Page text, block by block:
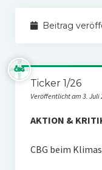
Störfälle
Stichwort BAYER
SPENDEN
Beitrag
Ticker 1/26
Veröffentlicht am 3. Juli
AKTION &
CBG beim